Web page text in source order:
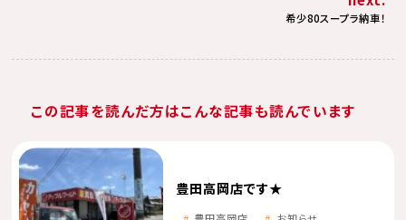
希少80スープラ納車！
この記事を読んだ方はこんな記事も読んでいます
豊田高岡店です★